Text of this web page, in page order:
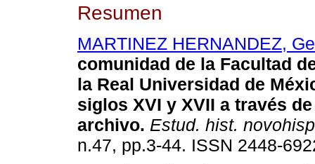
Resumen
MARTINEZ HERNANDEZ,
comunidad de la Facultad
la Real Universidad de
siglos XVI y XVII a través
archivo. Estud. hist. novohisp
n.47, pp.3-44. ISSN 2448-